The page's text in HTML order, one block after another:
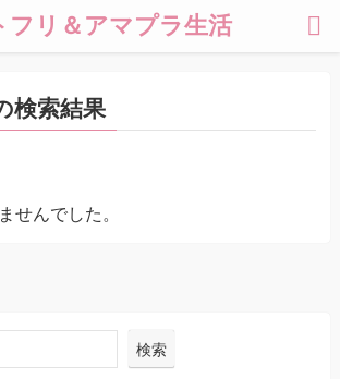
フリ＆アマプラ生活
検索結果
せんでした。
検索